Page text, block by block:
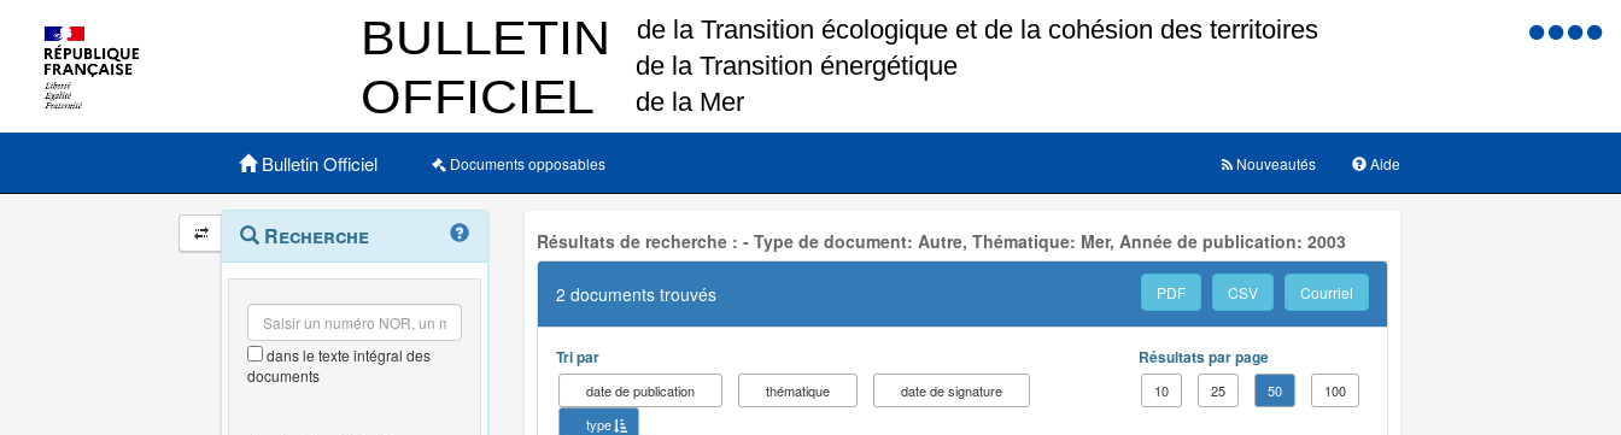
Menu
Menu principal
Bulletin Officiel Documents opposables Aide
Nouveautés
Navigation
et
outils
annexes
Menu
contextuel
Recherche
dans le texte intégral des
documents
Résultats de recherche : - Type de document: Autre, Thématique: Mer, Année de publication: 2003
2 documents trouvés PDF CSV Courriel
Tri par
date de publication thématique
date de signature
type
Résultats par page
10 25 50 100